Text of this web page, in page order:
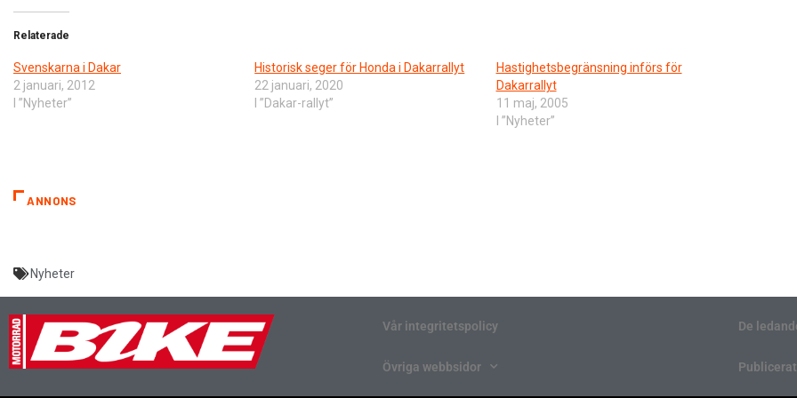
Relaterade
Svenskarna i Dakar
2 januari, 2012
I ”Nyheter”
Historisk seger för Honda i Dakarrallyt
22 januari, 2020
I ”Dakar-rallyt”
Hastighetsbegränsning införs för
Dakarrallyt
11 maj, 2005
I ”Nyheter”
ANNONS
Nyheter
Vår integritetspolicy
Övriga webbsidor
De
Publicerat